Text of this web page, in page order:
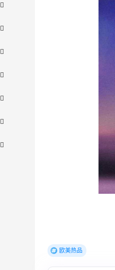
欧美热品
Macy's
【55专享】